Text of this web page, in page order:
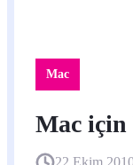
Mac
Mac için
22 Ekim